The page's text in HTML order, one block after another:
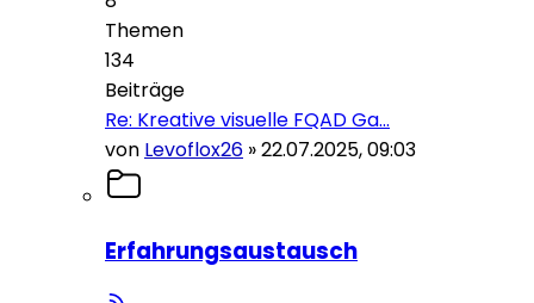
Themen
134
Beiträge
Re: Kreative visuelle FQAD Ga…
von Levoflox26 »22.07.2025, 09:03
Erfahrungsaustausch